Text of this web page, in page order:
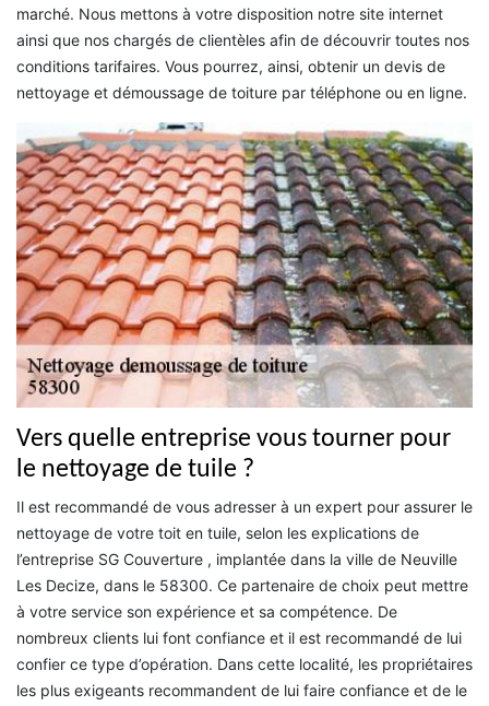
marché. Nous mettons à votre disposition notre site internet
ainsi que nos chargés de clientèles afin de découvrir toutes nos
conditions tarifaires. Vous pourrez, ainsi, obtenir un devis de
nettoyage et démoussage de toiture par téléphone ou en ligne.
Vers quelle entreprise vous tourner pour
le nettoyage de tuile ?
Il est recommandé de vous adresser à un expert pour assurer le
nettoyage de votre toit en tuile, selon les explications de
l’entreprise SG Couverture , implantée dans la ville de Neuville
Les Decize, dans le 58300. Ce partenaire de choix peut mettre
à votre service son expérience et sa compétence. De
nombreux clients lui font confiance et il est recommandé de lui
confier ce type d’opération. Dans cette localité, les propriétaires
les plus exigeants recommandent de lui faire confiance et de le